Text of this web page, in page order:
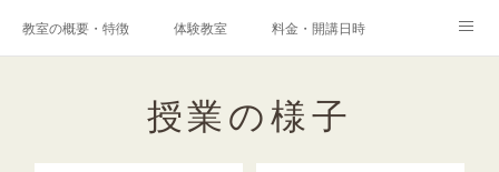
教室の概要・特徴 体験教室 料金・開講日時
港南台プログラミング教室コンテスト・検定
授業の様子